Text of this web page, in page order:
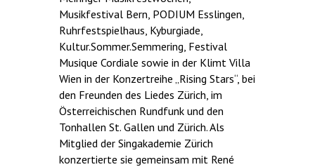
Musikfestival Bern, PODIUM Esslingen,
Ruhrfestspielhaus, Kyburgiade,
Kultur.Sommer.Semmering, Festival
Musique Cordiale sowie in der Klimt Villa
Wien in der Konzertreihe „Rising Stars“, bei
den Freunden des Liedes Zürich, im
Österreichischen Rundfunk und den
Tonhallen St. Gallen und Zürich. Als
Mitglied der Singakademie Zürich
konzertierte sie gemeinsam mit René